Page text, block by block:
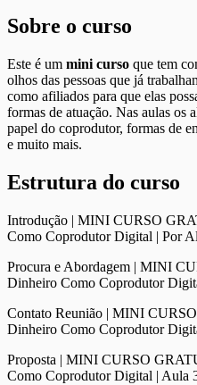
Sobre o curso
Este é um mini curso que tem
olhos das pessoas que já
como afiliados para que elas
formas de atuação. Nas aulas os
papel do coprodutor, formas de
e muito mais.
Estrutura do curso
Introdução | MINI CURSO
Como Coprodutor Digital | Por
Procura e Abordagem | MINI
Dinheiro Como Coprodutor
Contato Reunião | MINI
Dinheiro Como Coprodutor
Proposta | MINI CURSO
Como Coprodutor Digital | Aula